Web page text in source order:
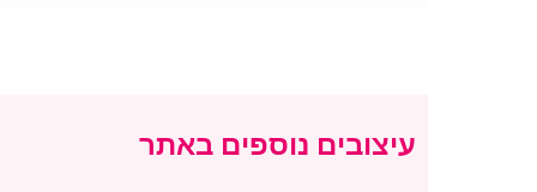
עיצובים נוספים באתר